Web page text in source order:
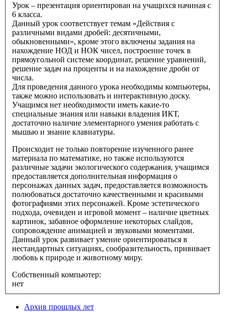
Урок – презентация ориентирован на учащихся начиная с
6 класса.
Данный урок соответствует темам «Действия с
различными видами дробей: десятичными,
обыкновенными», кроме этого включены задания на
нахождение НОД и НОК чисел, построение точек в
прямоугольной системе координат, решение уравнений,
решение задач на проценты и на нахождение дроби от
числа.
Для проведения данного урока необходимы компьютеры,
также можно использовать и интерактивную доску.
Учащимся нет необходимости иметь какие-то
специальные знания или навыки владения ИКТ,
достаточно наличие элементарного умения работать с
мышью и знание клавиатуры.
Происходит не только повторение изученного ранее
материала по математике, но также используются
различные задачи экологического содержания, учащимся
предоставляется дополнительная информация о
персонажах данных задач, предоставляется возможность
полюбоваться достаточно качественными и красивыми
фотографиями этих персонажей. Кроме эстетического
подхода, очевиден и игровой момент – наличие цветных
картинок, забавное оформление некоторых слайдов,
сопровождение анимацией и звуковыми моментами.
Данный урок развивает умение ориентироваться в
нестандартных ситуациях, сообразительность, прививает
любовь к природе и животному миру.
Собственный компьютер:
нет
Архив прошлых лет